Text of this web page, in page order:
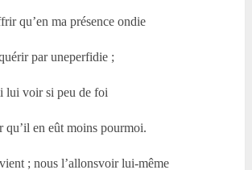
qu’en ma présence ondie
par uneperfidie ;
lui voir si peu de foi
qu’il en eût moins pourmoi.
; nous l’allonsvoir lui-même